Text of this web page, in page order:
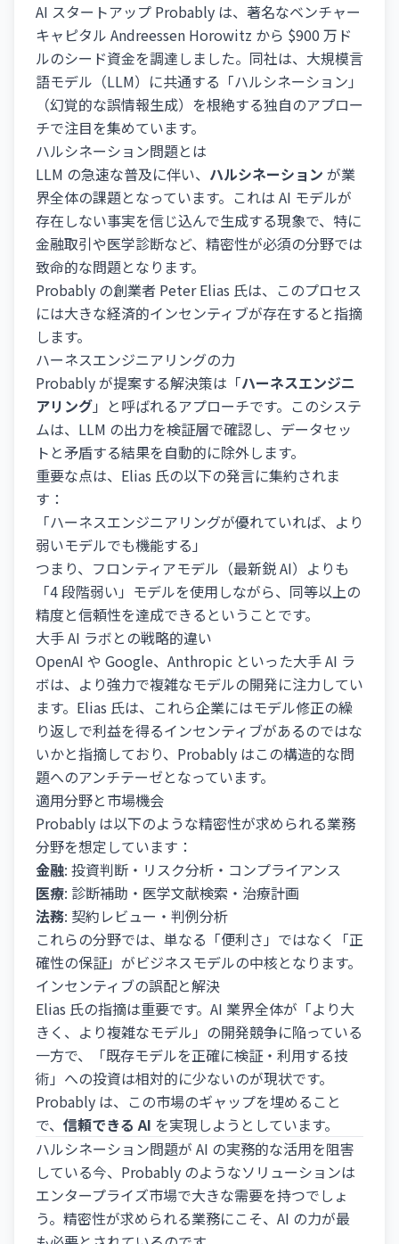
AI スタートアップ Probably は、著名なベンチャー
キャピタル Andreessen Horowitz から $900 万ド
ルのシード資金を調達しました。同社は、大規模言
語モデル（LLM）に共通する「ハルシネーション」
（幻覚的な誤情報生成）を根絶する独自のアプロー
チで注目を集めています。
ハルシネーション問題とは
LLM の急速な普及に伴い、 ハルシネーション が業
界全体の課題となっています。これは AI モデルが
存在しない事実を信じ込んで生成する現象で、特に
金融取引や医学診断など、精密性が必須の分野では
致命的な問題となります。
Probably の創業者 Peter Elias 氏は、このプロセス
には大きな経済的インセンティブが存在すると指摘
します。
ハーネスエンジニアリングの力
Probably が提案する解決策は「ハーネスエンジニ
アリング」と呼ばれるアプローチです。このシステ
ムは、LLM の出力を検証層で確認し、データセッ
トと矛盾する結果を自動的に除外します。
重要な点は、Elias 氏の以下の発言に集約されま
す：
「ハーネスエンジニアリングが優れていれば、より
弱いモデルでも機能する」
つまり、フロンティアモデル（最新鋭 AI）よりも
「4 段階弱い」モデルを使用しながら、同等以上の
精度と信頼性を達成できるということです。
大手 AI ラボとの戦略的違い
OpenAI や Google、Anthropic といった大手 AI ラ
ボは、より強力で複雑なモデルの開発に注力してい
ます。Elias 氏は、これら企業にはモデル修正の繰
り返しで利益を得るインセンティブがあるのではな
いかと指摘しており、Probably はこの構造的な問
題へのアンチテーゼとなっています。
適用分野と市場機会
Probably は以下のような精密性が求められる業務
分野を想定しています：
金融: 投資判断・リスク分析・コンプライアンス
医療: 診断補助・医学文献検索・治療計画
法務: 契約レビュー・判例分析
これらの分野では、単なる「便利さ」ではなく「正
確性の保証」がビジネスモデルの中核となります。
インセンティブの誤配と解決
Elias 氏の指摘は重要です。AI 業界全体が「より大
きく、より複雑なモデル」の開発競争に陥っている
一方で、「既存モデルを正確に検証・利用する技
術」への投資は相対的に少ないのが現状です。
Probably は、この市場のギャップを埋めること
で、 信頼できる AI を実現しようとしています。
ハルシネーション問題が AI の実務的な活用を阻害
している今、Probably のようなソリューションは
エンタープライズ市場で大きな需要を持つでしょ
う。精密性が求められる業務にこそ、AI の力が最